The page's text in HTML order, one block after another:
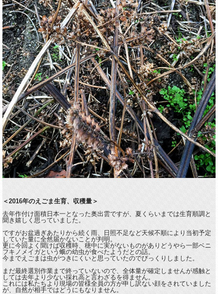
＜2016年のえごま生育、収穫量＞
去年作付け面積日本一となった奥出雲ですが、夏くらいまでは生育順調と
聞き嬉しく思っていました。
ですがお盆過ぎあたりから続く雨、日照不足など天候不順により当初予定
していた量に全然届かないことが判明。
更に今回よく聞けば収穫時、穂中に実がないものがありどうやら一部ベニ
フキノメイガという蛾の幼虫が食べたようだとの話。
今までえごまは虫がつきにくいと思っていたのでびっくりしました。
まだ最終選別作業まで終っていないので、全体量が確定しませんが感触と
しては去年より少ない採れ高と言わざるを得ません。
これには私たちより現場の皆様全員の方が申し訳ない顔をされていました
が、自然が相手ではどうにもなりません。